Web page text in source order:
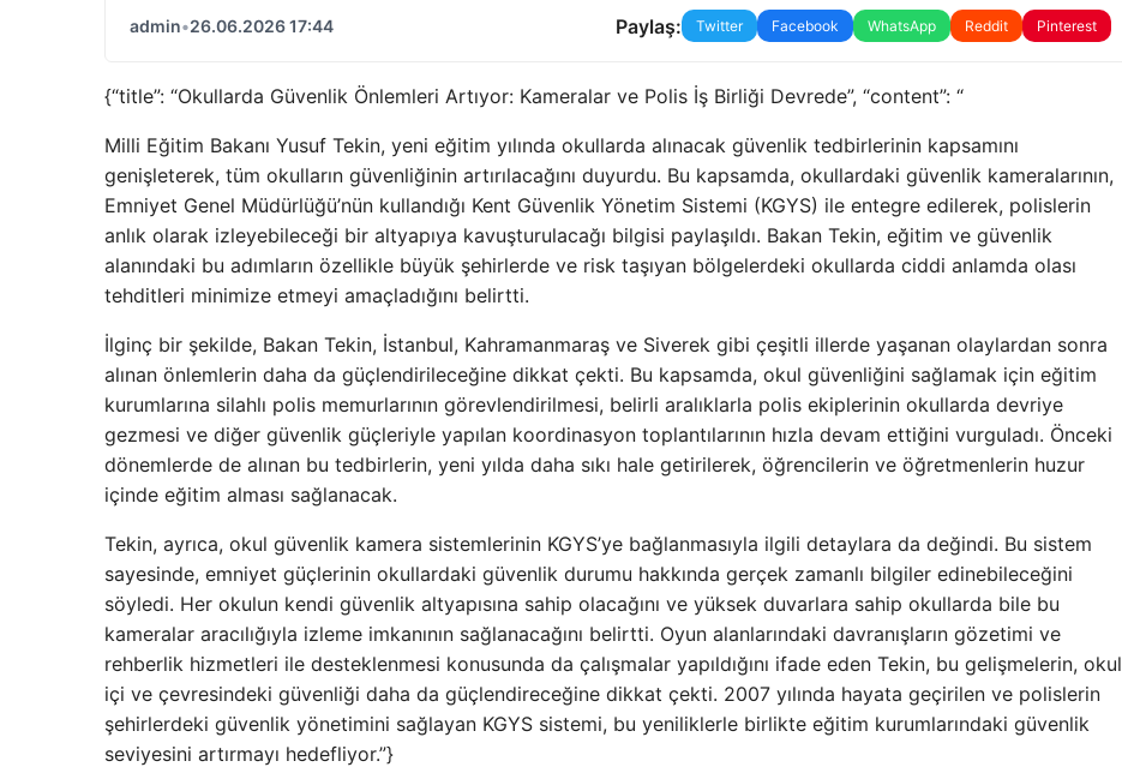
admin•26.06.2026 17:44 Paylaş: Twitter Facebook WhatsApp Reddit Pinterest
{“title”: “Okullarda Güvenlik Önlemleri Artıyor: Kameralar ve Polis İş Birliği Devrede”, “content”: “
Milli Eğitim Bakanı Yusuf Tekin, yeni eğitim yılında okullarda alınacak güvenlik tedbirlerinin kapsamını
genişleterek, tüm okulların güvenliğinin artırılacağını duyurdu. Bu kapsamda, okullardaki güvenlik kameralarının,
Emniyet Genel Müdürlüğü’nün kullandığı Kent Güvenlik Yönetim Sistemi (KGYS) ile entegre edilerek, polislerin
anlık olarak izleyebileceği bir altyapıya kavuşturulacağı bilgisi paylaşıldı. Bakan Tekin, eğitim ve güvenlik
alanındaki bu adımların özellikle büyük şehirlerde ve risk taşıyan bölgelerdeki okullarda ciddi anlamda olası
tehditleri minimize etmeyi amaçladığını belirtti.
İlginç bir şekilde, Bakan Tekin, İstanbul, Kahramanmaraş ve Siverek gibi çeşitli illerde yaşanan olaylardan sonra
alınan önlemlerin daha da güçlendirileceğine dikkat çekti. Bu kapsamda, okul güvenliğini sağlamak için eğitim
kurumlarına silahlı polis memurlarının görevlendirilmesi, belirli aralıklarla polis ekiplerinin okullarda devriye
gezmesi ve diğer güvenlik güçleriyle yapılan koordinasyon toplantılarının hızla devam ettiğini vurguladı. Önceki
dönemlerde de alınan bu tedbirlerin, yeni yılda daha sıkı hale getirilerek, öğrencilerin ve öğretmenlerin huzur
içinde eğitim alması sağlanacak.
Tekin, ayrıca, okul güvenlik kamera sistemlerinin KGYS’ye bağlanmasıyla ilgili detaylara da değindi. Bu sistem
sayesinde, emniyet güçlerinin okullardaki güvenlik durumu hakkında gerçek zamanlı bilgiler edinebileceğini
söyledi. Her okulun kendi güvenlik altyapısına sahip olacağını ve yüksek duvarlara sahip okullarda bile bu
kameralar aracılığıyla izleme imkanının sağlanacağını belirtti. Oyun alanlarındaki davranışların gözetimi ve
rehberlik hizmetleri ile desteklenmesi konusunda da çalışmalar yapıldığını ifade eden Tekin, bu gelişmelerin, okul
içi ve çevresindeki güvenliği daha da güçlendireceğine dikkat çekti. 2007 yılında hayata geçirilen ve polislerin
şehirlerdeki güvenlik yönetimini sağlayan KGYS sistemi, bu yeniliklerle birlikte eğitim kurumlarındaki güvenlik
seviyesini artırmayı hedefliyor.”}